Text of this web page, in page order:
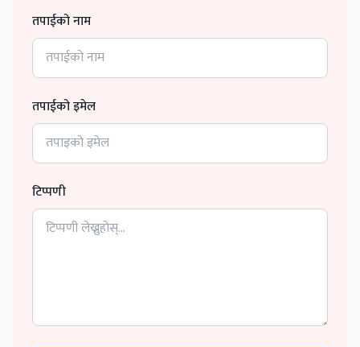
तपाईको नाम
तपाईको इमेल
टिप्पणी